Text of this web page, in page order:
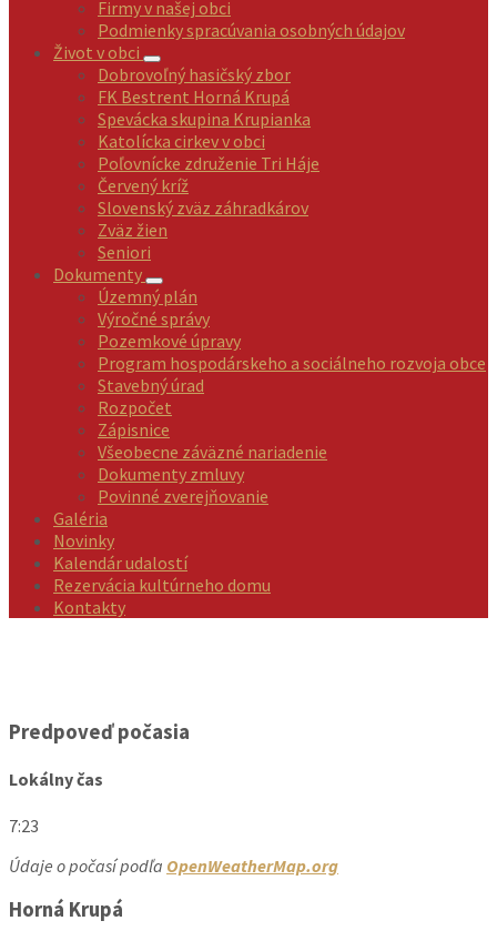
Firmy v našej obci
Podmienky spracúvania osobných údajov
Život v obci
Dobrovoľný hasičský zbor
FK Bestrent Horná Krupá
Spevácka skupina Krupianka
Katolícka cirkev v obci
Poľovnícke združenie Tri Háje
Červený kríž
Slovenský zväz záhradkárov
Zväz žien
Seniori
Dokumenty
Územný plán
Výročné správy
Pozemkové úpravy
Program hospodárskeho a sociálneho rozvoja obce
Stavebný úrad
Rozpočet
Zápisnice
Všeobecne záväzné nariadenie
Dokumenty zmluvy
Povinné zverejňovanie
Galéria
Novinky
Kalendár udalostí
Rezervácia kultúrneho domu
Kontakty
Predpoveď počasia
Lokálny čas
7:23
Údaje o počasí podľa OpenWeatherMap.org
Horná Krupá